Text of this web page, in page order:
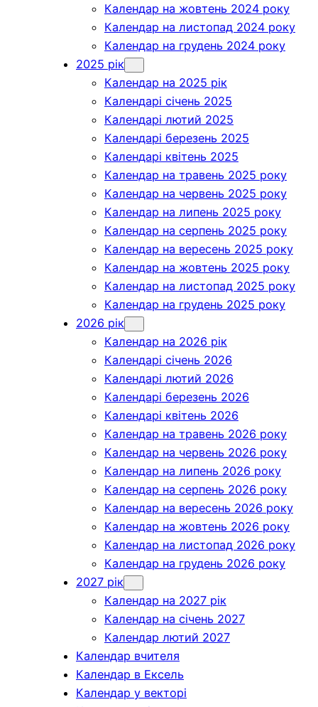
Календар на жовтень 2024 року
Календар на листопад 2024 року
Календар на грудень 2024 року
2025 рік
Календар на 2025 рік
Календарі січень 2025
Календарі лютий 2025
Календарі березень 2025
Календарі квітень 2025
Календар на травень 2025 року
Календар на червень 2025 року
Календар на липень 2025 року
Календар на серпень 2025 року
Календар на вересень 2025 року
Календар на жовтень 2025 року
Календар на листопад 2025 року
Календар на грудень 2025 року
2026 рік
Календар на 2026 рік
Календарі січень 2026
Календарі лютий 2026
Календарі березень 2026
Календарі квітень 2026
Календар на травень 2026 року
Календар на червень 2026 року
Календар на липень 2026 року
Календар на серпень 2026 року
Календар на вересень 2026 року
Календар на жовтень 2026 року
Календар на листопад 2026 року
Календар на грудень 2026 року
2027 рік
Календар на 2027 рік
Календар на січень 2027
Календар лютий 2027
Календар вчителя
Календар в Ексель
Календар у векторі